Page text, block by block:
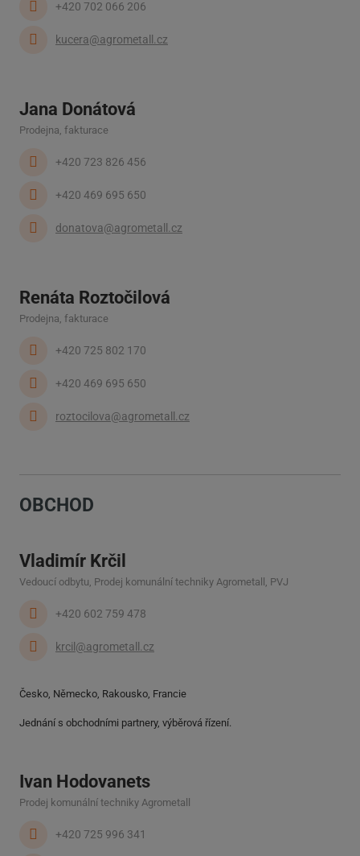
+420 702 066 206
kucera@agrometall.cz
Jana Donátová
Prodejna, fakturace
+420 723 826 456
+420 469 695 650
donatova@agrometall.cz
Renáta Roztočilová
Prodejna, fakturace
+420 725 802 170
+420 469 695 650
roztocilova@agrometall.cz
OBCHOD
Vladimír Krčil
Vedoucí odbytu, Prodej komunální techniky Agrometall, PVJ
+420 602 759 478
krcil@agrometall.cz
Česko, Německo, Rakousko, Francie
Jednání s obchodními partnery, výběrová řízení.
Ivan Hodovanets
Prodej komunální techniky Agrometall
+420 725 996 341